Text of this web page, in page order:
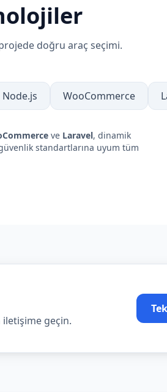
doğru araç seçimi.
Node.js WooCommerce
ve Laravel, dinamik
standartlarına uyum tüm
iletişime geçin.